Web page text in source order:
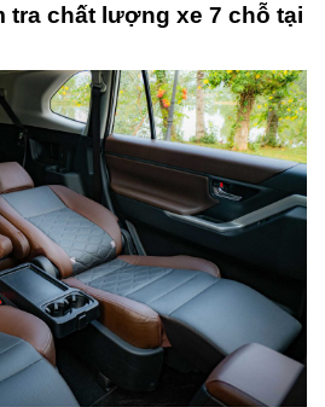
tra chất lượng xe 7 chỗ tại